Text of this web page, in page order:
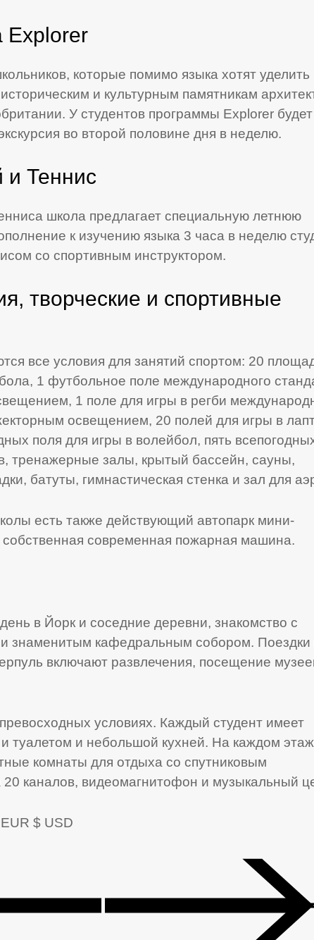
Explorer
которые помимо языка хотят уделить
и культурным памятникам
У студентов программы Explorer
во второй половине дня в неделю.
и Теннис
школа предлагает специальную летнюю
к изучению языка 3 часа в неделю
со спортивным инструктором.
творческие и спортивные
все условия для занятий спортом: 20
1 футбольное поле международного
1 поле для игры в регби
освещением, 20 полей для игры в
поля для игры в волейбол, пять
тренажерные залы, крытый бассейн, сауны,
батуты, гимнастическая стенка и зал для
есть также действующий автопарк мини-
собственная современная пожарная машина.
в Йорк и соседние деревни, знакомство с
и знаменитым кафедральным собором. Поездки
включают развлечения, посещение
условиях. Каждый студент имеет
туалетом и небольшой кухней. На каждом
комнаты для отдыха со спутниковым
каналов, видеомагнитофон и музыкальный
$ USD